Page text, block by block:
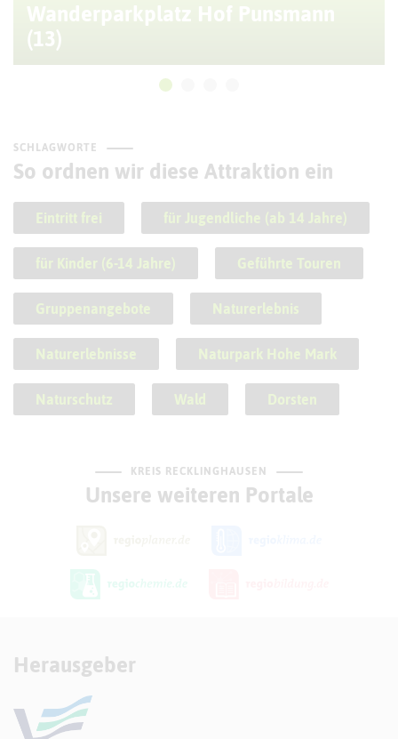
Wanderparkplatz Hof Punsmann
(13)
SCHLAGWORTE
So ordnen wir diese Attraktion ein
Eintritt frei für Jugendliche (ab 14 Jahre)
für Kinder (6-14 Jahre) Geführte Touren
Gruppenangebote Naturerlebnis
Naturerlebnisse Naturpark Hohe Mark
Naturschutz Wald Dorsten
KREIS RECKLINGHAUSEN
Unsere weiteren Portale
Herausgeber